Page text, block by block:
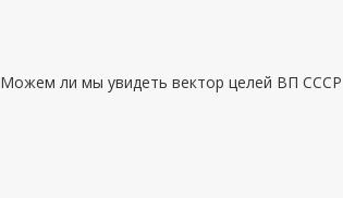
Можем ли мы увидеть вектор целей ВП СССР